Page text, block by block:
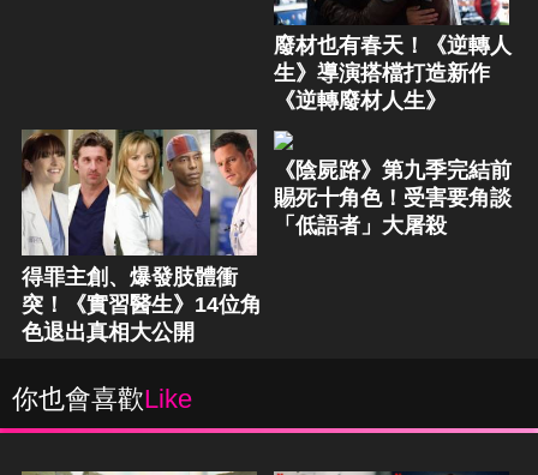
廢材也有春天！《逆轉人
生》導演搭檔打造新作
《逆轉廢材人生》
得罪主創、爆發肢體衝
突！《實習醫生》14位角
色退出真相大公開
《陰屍路》第九季完結前
賜死十角色！受害要角談
「低語者」大屠殺
你也會喜歡Like